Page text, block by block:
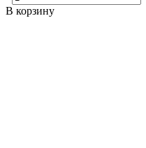
В корзину